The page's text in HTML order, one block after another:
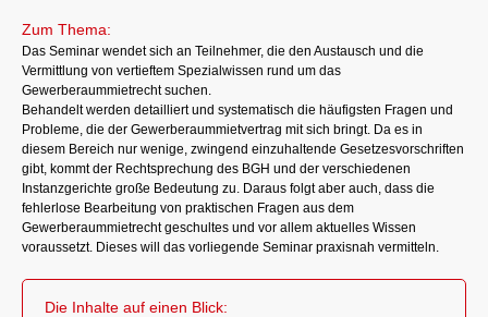
Zum Thema:
Das Seminar wendet sich an Teilnehmer, die den Austausch und die
Vermittlung von vertieftem Spezialwissen rund um das
Gewerberaummietrecht suchen.
Behandelt werden detailliert und systematisch die häufigsten Fragen und
Probleme, die der Gewerberaummietvertrag mit sich bringt. Da es in
diesem Bereich nur wenige, zwingend einzuhaltende Gesetzesvorschriften
gibt, kommt der Rechtsprechung des BGH und der verschiedenen
Instanzgerichte große Bedeutung zu. Daraus folgt aber auch, dass die
fehlerlose Bearbeitung von praktischen Fragen aus dem
Gewerberaummietrecht geschultes und vor allem aktuelles Wissen
voraussetzt. Dieses will das vorliegende Seminar praxisnah vermitteln.
Die Inhalte auf einen Blick: